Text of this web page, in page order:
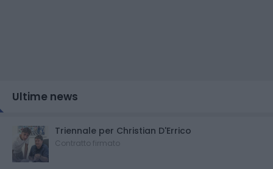
Ultime news
Triennale per Christian D'Errico
Contratto firmato